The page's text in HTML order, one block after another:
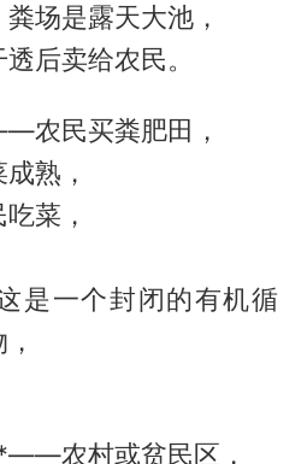
场是露天大池，
后卖给农民。
农民买粪肥田，
熟，
菜，
是一个封闭的有机循
农村或贫民区，